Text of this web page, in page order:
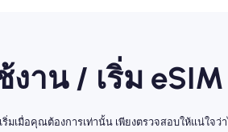
าน / เริ่ม eSIM
มเมื่อคุณต้องการเท่านั้น เพียงตรวจสอบให้แน่